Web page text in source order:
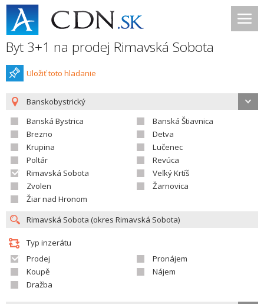
Byt 3+1 na prodej Rimavská Sobota
Uložiť toto hladanie
Banskobystrický
Banská Bystrica
Banská Štiavnica
Brezno
Detva
Krupina
Lučenec
Poltár
Revúca
Rimavská Sobota
Veľký Krtíš
Zvolen
Žarnovica
Žiar nad Hronom
Typ inzerátu
Prodej
Pronájem
Koupě
Nájem
Dražba